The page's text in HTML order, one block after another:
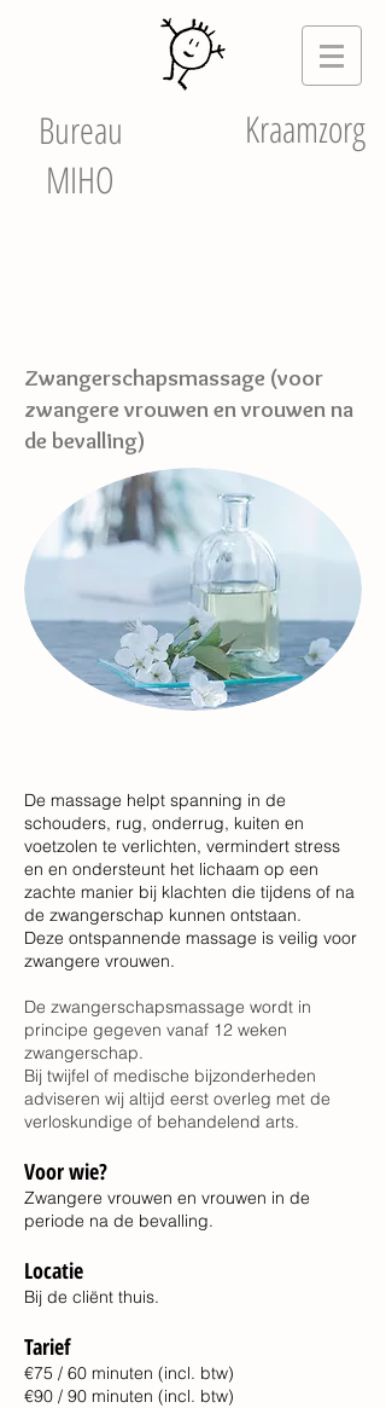
Bureau
MIHO
Kraamzorg
Zwangerschapsmassage (voor
zwangere vrouwen en vrouwen na
de bevalling)
De massage helpt spanning in de
schouders, rug, onderrug, kuiten en
voetzolen te verlichten, vermindert stress
en en ondersteunt het lichaam op een
zachte manier bij klachten die tijdens of na
de zwangerschap kunnen ontstaan.
Deze ontspannende massage is veilig voor
zwangere vrouwen.
De zwangerschapsmassage wordt in
principe gegeven vanaf 12 weken
zwangerschap.
Bij twijfel of medische bijzonderheden
adviseren wij altijd eerst overleg met de
verloskundige of behandelend arts.
Voor wie?
Zwangere vrouwen en vrouwen in de
periode na de bevalling.
Locatie
Bij de cliënt thuis.
Tarief
€75 / 60 minuten (incl. btw)
€90 / 90 minuten (incl. btw)